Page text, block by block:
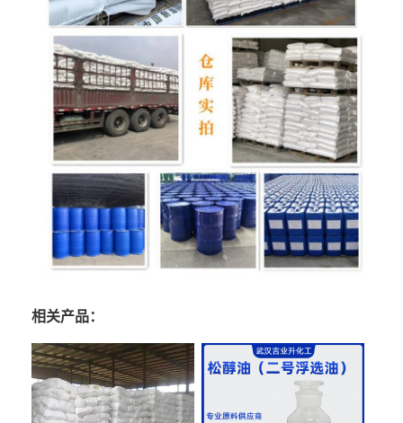
相关产品：